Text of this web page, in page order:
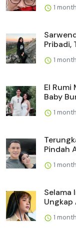
1
Pribadi,
1
El Rumi
Baby
1
Pindah
1
Selama
Ungkap
1